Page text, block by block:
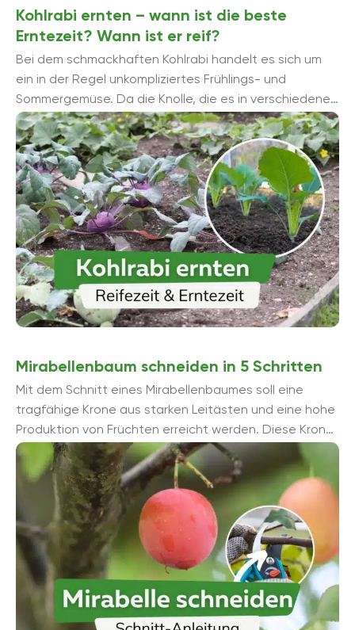
Kohlrabi ernten – wann ist die beste
Erntezeit? Wann ist er reif?
Bei dem schmackhaften Kohlrabi handelt es sich um
ein in der Regel unkompliziertes Frühlings- und
Sommergemüse. Da die Knolle, die es in verschiedenen
Farben von weiß, grün ...
Mirabellenbaum schneiden in 5 Schritten
Mit dem Schnitt eines Mirabellenbaumes soll eine
tragfähige Krone aus starken Leitästen und eine hohe
Produktion von Früchten erreicht werden. Diese Krone
soll in der Lage sein, ...